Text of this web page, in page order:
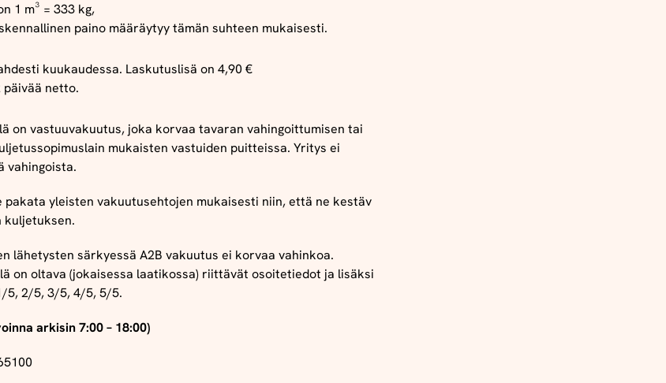
1 m³ = 333 kg,
paino määräytyytämän suhteen mukaisesti.
kuukaudessa. Laskutuslisä on 4,90 €
päivää netto.
on vastuuvakuutus, joka korvaa tavaran vahingoittumisen tai
mukaisten vastuiden puitteissa. Yritys ei
vahingoista.
pakata yleisten vakuutusehtojen mukaisesti niin,että ne kestäv
kuljetuksen.
lähetysten särkyessä A2B vakuutus ei korvaa vahinkoa.
on oltava (jokaisessa laatikossa) riittävät osoitetiedot ja lisäksi
5, 2/5, 3/5, 4/5, 5/5.
arkisin 7:00 – 18:00)